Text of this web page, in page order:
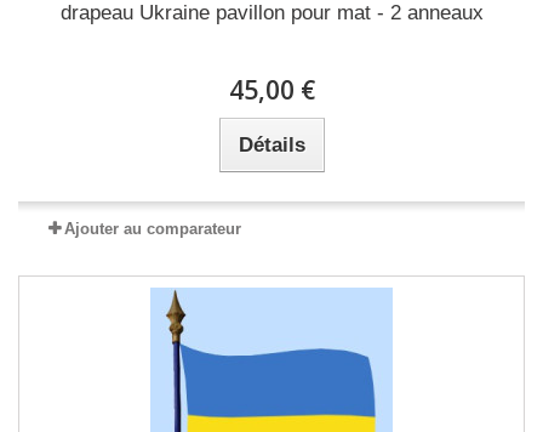
drapeau Ukraine pavillon pour mat - 2 anneaux
45,00 €
Détails
Ajouter au comparateur